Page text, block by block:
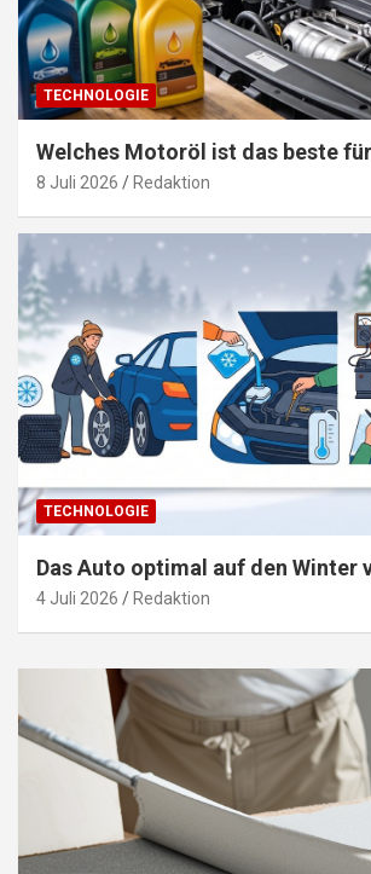
TECHNOLOGIE
Welches Motoröl ist das beste
8 Juli 2026 Redaktion
TECHNOLOGIE
Das Auto optimal auf den Winter
4 Juli 2026 Redaktion